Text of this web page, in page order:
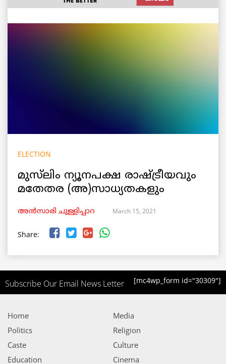
ELECTION
മുസ്‌ലിം ന്യൂനപക്ഷ രാഷ്ട്രീയവും
മതേതര (അ)സാധ്യതകളും
അൻസാരി ചുള്ളിപ്പാറ March 15, 2021
Share:
Subscribe Our Email News Letter [mc4wp_form id="30309"]
Home
Politics
Caste
Education
Media
Religion
Culture
Cinema